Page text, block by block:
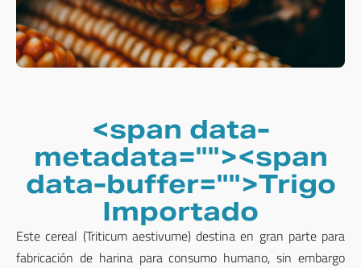
<span data-
metadata=""><span
data-buffer="">Trigo
Importado
Este cereal (Triticum aestivume) destina en gran parte para
fabricación de harina para consumo humano, sin embargo